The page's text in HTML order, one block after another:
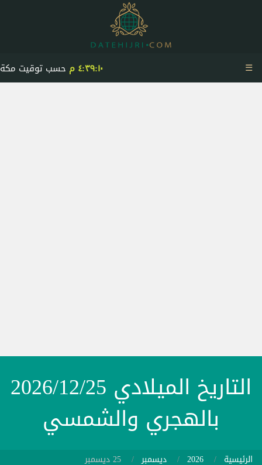
٤:٣٩:١٠ م حسب توقيت مكة ☰
التاريخ الميلادي 2026/12/25
بالهجري والشمسي
الرئيسية 2026 ديسمبر 25 ديسمبر